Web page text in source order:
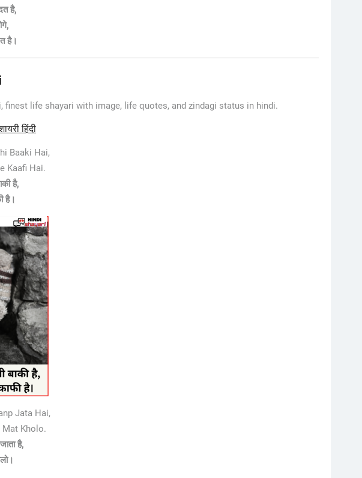
है,
है।
life shayari with image, life quotes, and zindagi status in hindi.
हिंदी
Baaki Hai,
Kaafi Hai.
है,
है।
Jata Hai,
Mat Kholo.
है,